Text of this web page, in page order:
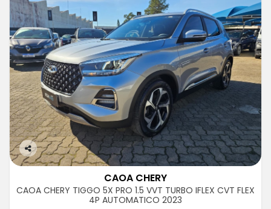
Co
rtil
CAOA CHERY
CAOA CHERY TIGGO 5X PRO 1.5 VVT TURBO IFLEX CVT FLEX
4P AUTOMATICO 2023